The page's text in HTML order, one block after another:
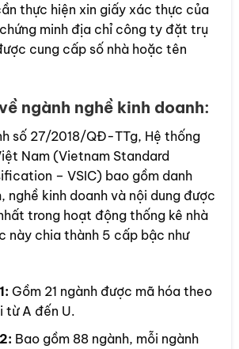
thực hiện xin giấy xác thực của
minh địa chỉ công ty đặt trụ
cung cấp số nhà hoặc tên
ngành nghề kinh doanh:
số 27/2018/QĐ-TTg, Hệ thống
Nam (Vietnam Standard
– VSIC) bao gồm danh
nghề kinh doanh và nội dung được
trong hoạt động thống kê nhà
này chia thành 5 cấp bậc như
Gồm 21 ngành được mã hóa theo
từ A đến U.
Bao gồm 88 ngành, mỗi ngành